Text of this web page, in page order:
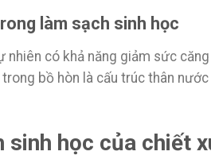
làm sạch sinh học
nhiên có khả năng giảm sức
bồ hòn là cấu trúc thân
sinh học của chiết